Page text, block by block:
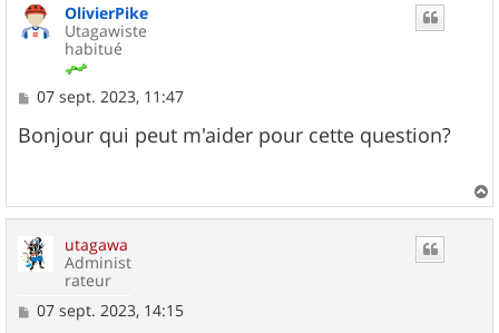
OlivierPike
Utagawiste
habitué
M
s
s
e
07 sept. 2023, 11:47
Bonjour qui peut m'aider pour cette question?
a
utagawa
Administ
rateur
M
07 sept. 2023, 14:15